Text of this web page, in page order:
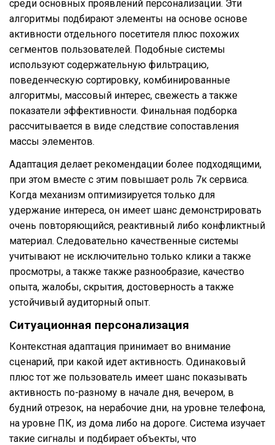
среди основных проявлений персонализации. Эти
алгоритмы подбирают элементы на основе основе
активности отдельного посетителя плюс похожих
сегментов пользователей. Подобные системы
используют содержательную фильтрацию,
поведенческую сортировку, комбинированные
алгоритмы, массовый интерес, свежесть а также
показатели эффективности. Финальная подборка
рассчитывается в виде следствие сопоставления
массы элементов.
Адаптация делает рекомендации более подходящими,
при этом вместе с этим повышает роль 7к сервиса.
Когда механизм оптимизируется только для
удержание интереса, он имеет шанс демонстрировать
очень повторяющийся, реактивный либо конфликтный
материал. Следовательно качественные системы
учитывают не исключительно только клики а также
просмотры, а также также разнообразие, качество
опыта, жалобы, скрытия, достоверность а также
устойчивый аудиторный опыт.
Ситуационная персонализация
Контекстная адаптация принимает во внимание
сценарий, при какой идет активность. Одинаковый
плюс тот же пользователь имеет шанс показывать
активность по-разному в начале дня, вечером, в
будний отрезок, на нерабочие дни, на уровне телефона,
на уровне ПК, из дома либо на дороге. Система изучает
такие сигналы и подбирает объекты, что